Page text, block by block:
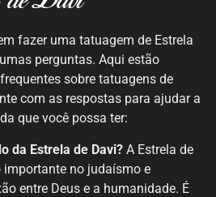
fazer uma tatuagem de Estrela
perguntas. Aqui estão
sobre tatuagens de
com as respostas para ajudar a
que você possa ter:
da Estrela de Davi? A Estrela de
no judaísmo e
entre Deus e a humanidade. É